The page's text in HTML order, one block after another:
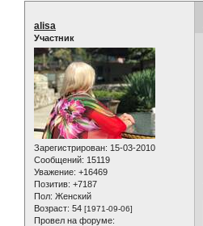
alisa
Участник
Зарегистрирован: 15-03-2010
Сообщений: 15119
Уважение: +16469
Позитив: +7187
Пол: Женский
Возраст: 54 [1971-09-06]
Провел на форуме: